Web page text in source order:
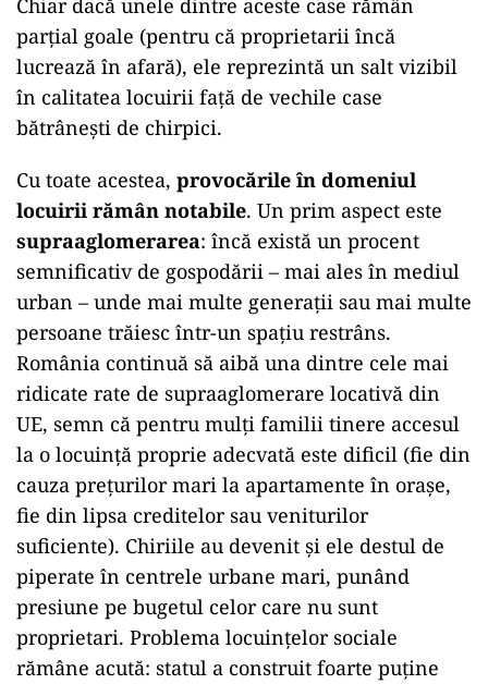
Chiar dacă unele dintre aceste case rămân
parțial goale (pentru că proprietarii încă
lucrează în afară), ele reprezintă un salt vizibil
în calitatea locuirii față de vechile case
bătrânești de chirpici.
Cu toate acestea, provocările în domeniul
locuirii rămân notabile. Un prim aspect este
supraaglomerarea: încă există un procent
semnificativ de gospodării – mai ales în mediul
urban – unde mai multe generații sau mai multe
persoane trăiesc într-un spațiu restrâns.
România continuă să aibă una dintre cele mai
ridicate rate de supraaglomerare locativă din
UE, semn că pentru mulți familii tinere accesul
la o locuință proprie adecvată este dificil (fie din
cauza prețurilor mari la apartamente în orașe,
fie din lipsa creditelor sau veniturilor
suficiente). Chiriile au devenit și ele destul de
piperate în centrele urbane mari, punând
presiune pe bugetul celor care nu sunt
proprietari. Problema locuințelor sociale
rămâne acută: statul a construit foarte puține